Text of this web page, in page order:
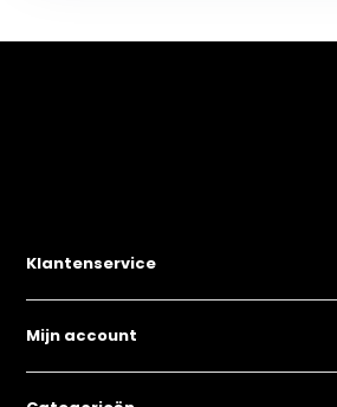
Klantenservice
Mijn account